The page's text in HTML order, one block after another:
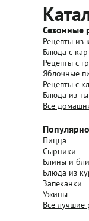
Сезонные
Рецепты из
Блюда с
Рецепты с
Яблочные
Рецепты с
Блюда из
Все
Пицца
Сырники
Блины и
Блюда из
Запеканки
Ужины
Все лучшие